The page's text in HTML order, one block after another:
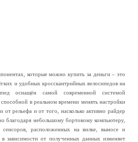
которые можно купить за деньги – это
и удобных кросскантрийных велосипедов на
оснащён самой современной системой
в реальном времени менять настройки
от рельефа и от того, насколько активно райдер
благодаря небольшому бортовому компьютеру,
сенсоров, расположенных на вилке, выносе и
в зависимости от полученных данных изменяет